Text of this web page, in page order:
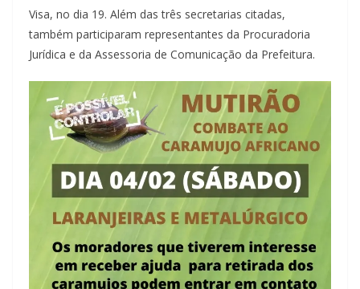
Visa, no dia 19. Além das três secretarias citadas,
também participaram representantes da Procuradoria
Jurídica e da Assessoria de Comunicação da Prefeitura.